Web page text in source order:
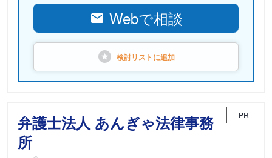
Webで相談
検討リストに追加
弁護士法人 あんぎゃ法律事務
所
PR